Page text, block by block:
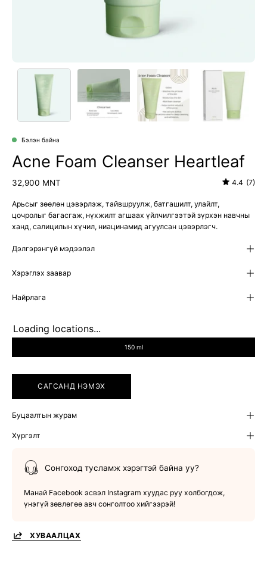
Бэлэн байна
Acne Foam Cleanser Heartleaf
32,900 MNT 4.4 (7)
Арьсыг зөөлөн цэвэрлэж, тайвшруулж, батгашилт, улайлт,
цочролыг багасгаж, нүхжилт агшаах үйлчилгээтэй зүрхэн навчны
ханд, салицилын хүчил, ниацинамид агуулсан цэвэрлэгч.
Дэлгэрэнгүй мэдээлэл
Хэрэглэх заавар
Найрлага
Loading locations...
SIZE
150 ml
САГСАНД НЭМЭХ
Буцаалтын журам
Хүргэлт
Сонгоход тусламж хэрэгтэй байна уу?
Манай Facebook эсвэл Instagram хуудас руу холбогдож,
үнэгүй зөвлөгөө авч сонголтоо хийгээрэй!
ХУВААЛЦАХ